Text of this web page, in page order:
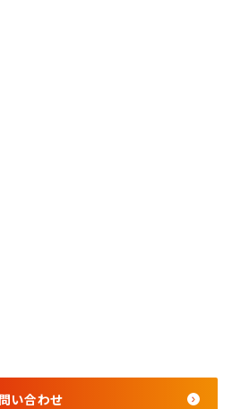
い合わせ